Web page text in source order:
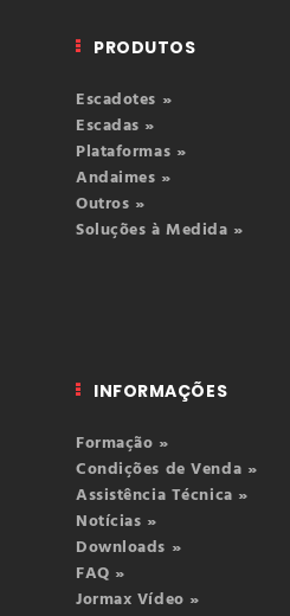
PRODUTOS
Escadotes »
Escadas »
Plataformas »
Andaimes »
Outros »
Soluções à Medida »
INFORMAÇÕES
Formação »
Condições de Venda »
Assistência Técnica »
Notícias »
Downloads »
FAQ »
Jormax Vídeo »